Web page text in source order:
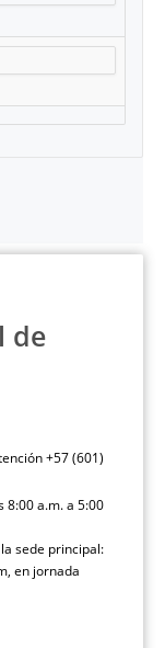
de
+57 (601)
8:00 a.m. a 5:00
sede principal:
en jornada